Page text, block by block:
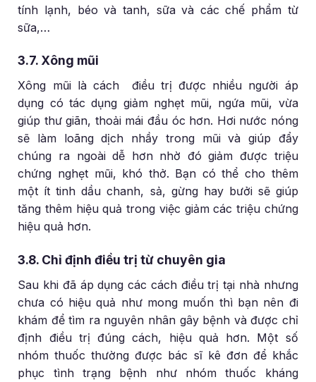
tính lạnh, béo và tanh, sữa và các chế phẩm từ
sữa,…
3.7. Xông mũi
Xông mũi là cách điều trị được nhiều người áp
dụng có tác dụng giảm nghẹt mũi, ngứa mũi, vừa
giúp thư giãn, thoải mái đầu óc hơn. Hơi nước nóng
sẽ làm loãng dịch nhầy trong mũi và giúp đẩy
chúng ra ngoài dễ hơn nhờ đó giảm được triệu
chứng nghẹt mũi, khó thở. Bạn có thể cho thêm
một ít tinh dầu chanh, sả, gừng hay bưởi sẽ giúp
tăng thêm hiệu quả trong việc giảm các triệu chứng
hiệu quả hơn.
3.8. Chỉ định điều trị từ chuyên gia
Sau khi đã áp dụng các cách điều trị tại nhà nhưng
chưa có hiệu quả như mong muốn thì bạn nên đi
khám để tìm ra nguyên nhân gây bệnh và được chỉ
định điều trị đúng cách, hiệu quả hơn. Một số
nhóm thuốc thường được bác sĩ kê đơn để khắc
phục tình trạng bệnh như nhóm thuốc kháng